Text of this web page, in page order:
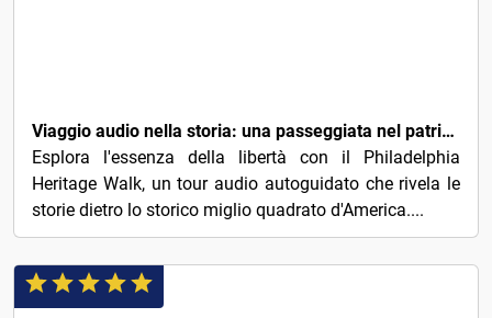
Viaggio audio nella storia: una passeggiata nel patrimonio di Philadelphia
Esplora l'essenza della libertà con il Philadelphia
Heritage Walk, un tour audio autoguidato che rivela le
storie dietro lo storico miglio quadrato d'America....